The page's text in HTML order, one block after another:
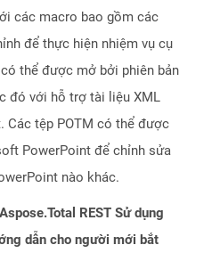
các macro bao gồm các
để thực hiện nhiệm vụ cụ
thể được mở bởi phiên bản
đó với hỗ trợ tài liệu XML
Các tệp POTM có thể được
PowerPoint để chỉnh sửa
nào khác.
REST Sử dụng
dẫn cho người mới bắt